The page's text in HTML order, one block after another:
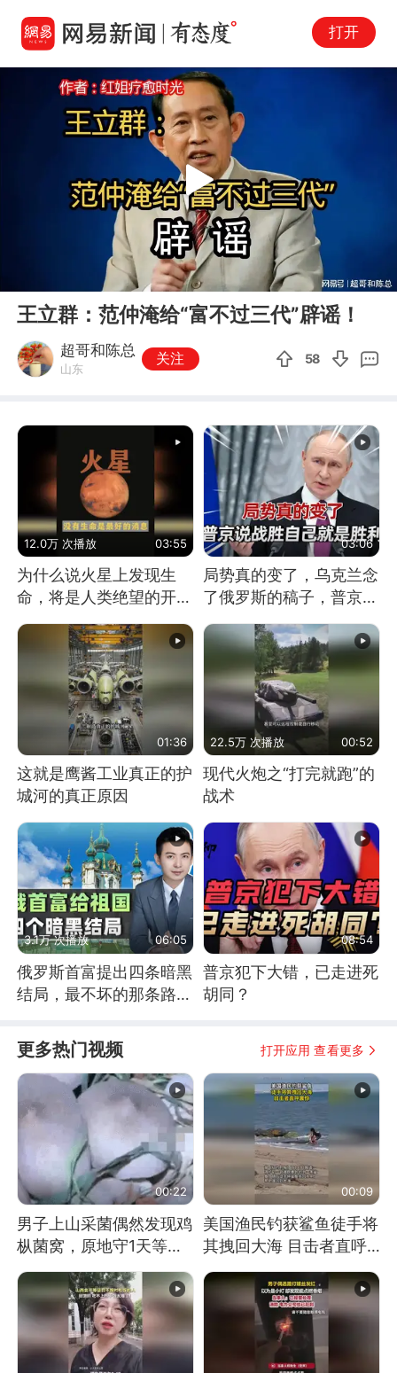
打开
11:07
Play
王立群：范仲淹给“富不过三代”辟谣！
超哥和陈总
山东
关注 58
12.0万 次播放 03:55
为什么说火星上发现生
命，将是人类绝望的开
始？
03:06
局势真的变了，乌克兰念
了俄罗斯的稿子，普京说
战胜自己就是胜利
01:36
这就是鹰酱工业真正的护
城河的真正原因
22.5万 次播放 00:52
现代火炮之“打完就跑”的
战术
3.1万 次播放 06:05
俄罗斯首富提出四条暗黑
结局，最不坏的那条路是
08:54
普京犯下大错，已走进死
胡同？
更多热门视频 打开应用 查看更多
00:22
男子上山采菌偶然发现鸡
枞菌窝，原地守1天等它
长大：挖了140多朵
00:09
美国渔民钓获鲨鱼徒手将
其拽回大海 目击者直呼
震惊 （视频来源：参考
消息）